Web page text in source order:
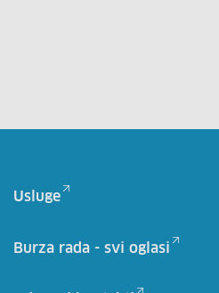
Usluge
Burza rada - svi oglasi